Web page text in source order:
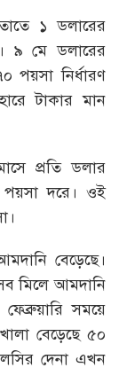
১ ডলারের
৯ মে ডলারের
পয়সা নির্ধারণ
টাকার মান
প্রতি ডলার
পয়সা দরে। ওই
বেড়েছে।
মিলে আমদানি
সময়ে
বেড়েছে ৫০
দেনা এখন